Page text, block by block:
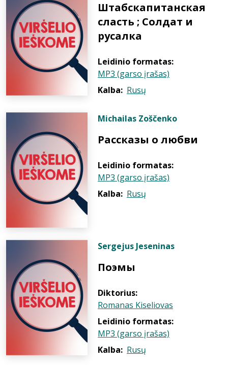
Штабскапитанская
сласть ; Солдат и
русалка
Leidinio formatas:
MP3 (garso įrašas)
Kalba: Rusų
Michailas Zoščenko
Рассказы о любви
Leidinio formatas:
MP3 (garso įrašas)
Kalba: Rusų
Sergejus Jeseninas
Поэмы
Diktorius:
Romanas Kiseliovas
Leidinio formatas:
MP3 (garso įrašas)
Kalba: Rusų